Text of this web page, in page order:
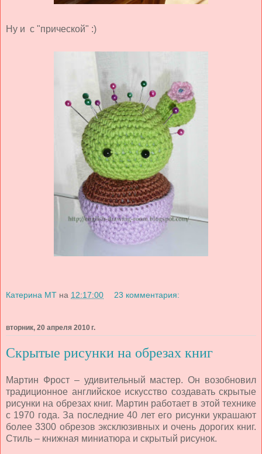
Ну и с "прической" :)
Катерина МТ на 12:17:00 23 комментария:
вторник, 20 апреля 2010 г.
Скрытые рисунки на обрезах книг
Мартин Фрост – удивительный мастер. Он возобновил
традиционное английское искусство создавать скрытые
рисунки на обрезах книг. Мартин работает в этой технике
с 1970 года. За последние 40 лет его рисунки украшают
более 3300 обрезов эксклюзивных и очень дорогих книг.
Стиль – книжная миниатюра и скрытый рисунок.